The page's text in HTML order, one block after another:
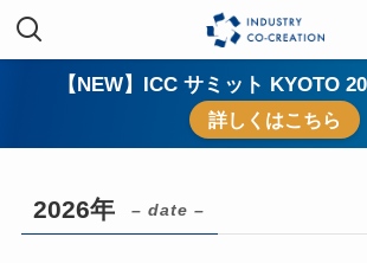
【NEW】ICC サミット KYOTO
詳しくはこちら
2026年 – date –